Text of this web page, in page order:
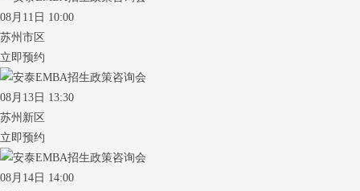
08月11日 10:00
苏州市区
立即预约
08月13日 13:30
苏州新区
立即预约
08月14日 14:00